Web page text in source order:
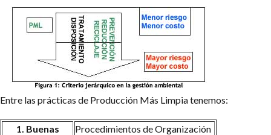
Entre las prácticas de Producción Más Limpia tenemos:
1. Buenas
Procedimientos de Organización